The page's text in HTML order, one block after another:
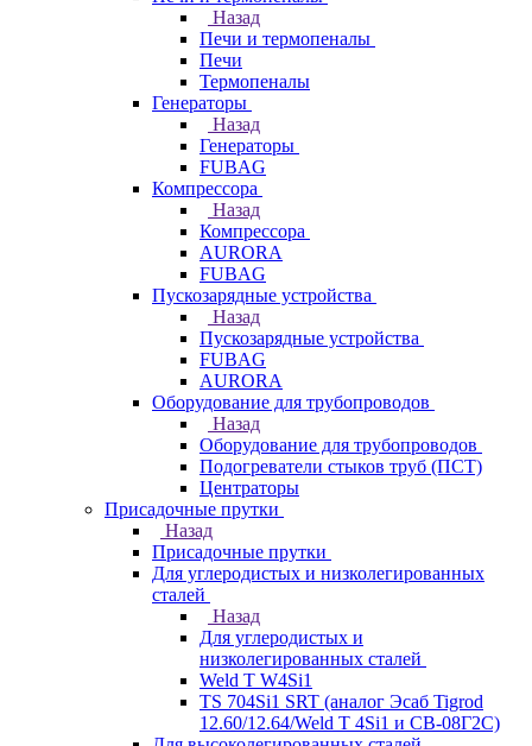
Назад
Печи и термопеналы
Печи
Термопеналы
Генераторы
Назад
Генераторы
FUBAG
Компрессора
Назад
Компрессора
AURORA
FUBAG
Пускозарядные устройства
Назад
Пускозарядные устройства
FUBAG
AURORA
Оборудование для трубопроводов
Назад
Оборудование для трубопроводов
Подогреватели стыков труб (ПСТ)
Центраторы
Присадочные прутки
Назад
Присадочные прутки
Для углеродистых и низколегированных
сталей
Назад
Для углеродистых и
низколегированных сталей
Weld T W4Si1
TS 704Si1 SRT (аналог Эсаб Tigrod
12.60/12.64/Weld T 4Si1 и СВ-08Г2С)